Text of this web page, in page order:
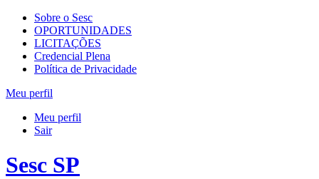
Sobre o Sesc
OPORTUNIDADES
LICITAÇÕES
Credencial Plena
Política de Privacidade
Meu perfil
Meu perfil
Sair
Sesc SP